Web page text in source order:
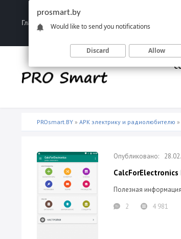
Главная Запрещенные материалы
PROsmart.BY » APK электрику и радиолюбителю
CalcForElectronics
Полезная
2
4 981
prosmart.by
Would like to send you notifications
Discard Allow